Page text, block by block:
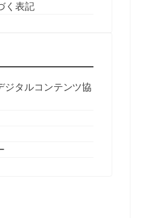
く表記
タルコンテンツ協